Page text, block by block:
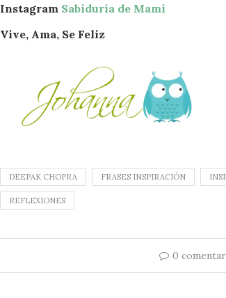
Instagram Sabiduría de Mami
Vive, Ama, Se Feliz
DEEPAK CHOPRA FRASES INSPIRACIÓN
REFLEXIONES
0